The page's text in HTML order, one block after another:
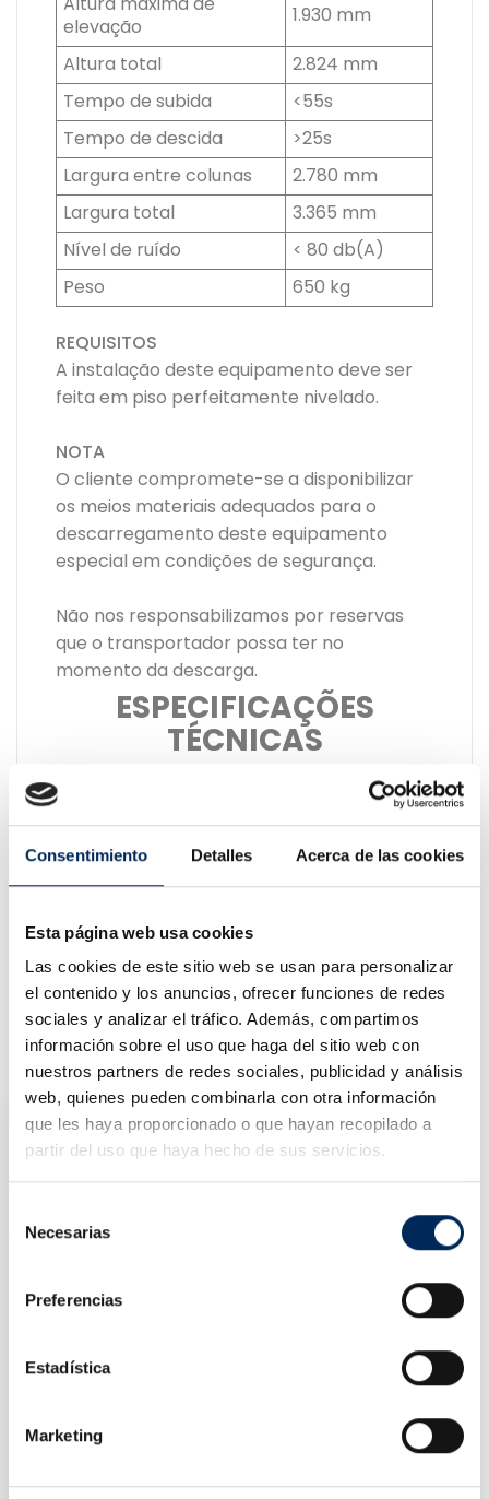
Consentimiento Detalles Acerca de las cookies
Esta página web usa cookies
Las cookies de este sitio web se usan para personalizar
el contenido y los anuncios, ofrecer funciones de redes
sociales y analizar el tráfico. Además, compartimos
información sobre el uso que haga del sitio web con
nuestros partners de redes sociales, publicidad y análisis
web, quienes pueden combinarla con otra información
que les haya proporcionado o que hayan recopilado a
partir del uso que haya hecho de sus servicios.
Necesarias
Preferencias
Estadística
Marketing
elevação
1.930 mm
Altura total
2.824 mm
Tempo de subida
<55s
Tempo de descida
>25s
Largura entre colunas
2.780 mm
Largura total
3.365 mm
Nível de ruído
< 80 db(A)
Peso
650 kg
REQUISITOS
A instalação deste equipamento deve ser
feita em piso perfeitamente nivelado.
NOTA
O cliente compromete-se a disponibilizar
os meios materiais adequados para o
descarregamento deste equipamento
especial em condições de segurança.
Não nos responsabilizamos por reservas
que o transportador possa ter no
momento da descarga.
ESPECIFICAÇÕES
TÉCNICAS
1.930
4.000 kg
mm
mm
220v
650 kg
PRODUTOS SIMILARES
Elevador De 1 Coluna 2,5 Toneladas
10/EQT-S2.5T-220
2 622,00 €Preço